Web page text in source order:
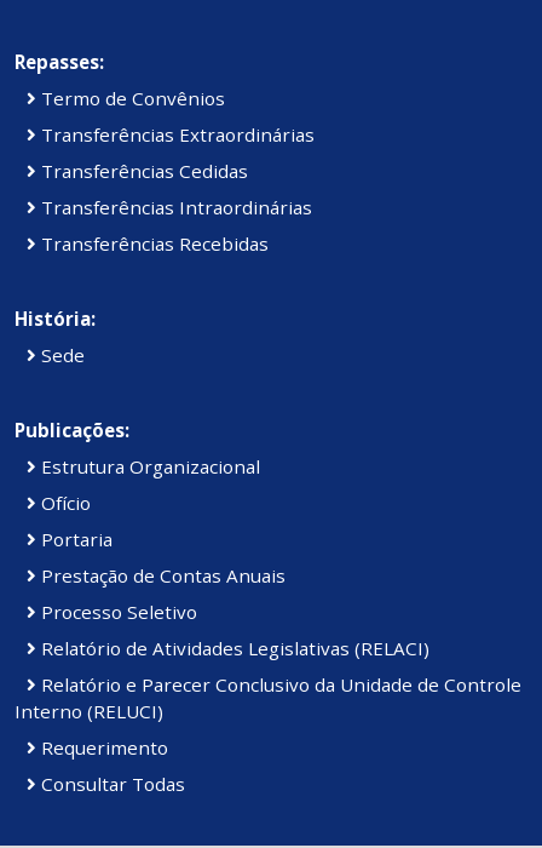
Repasses:
Termo de Convênios
Transferências Extraordinárias
Transferências Cedidas
Transferências Intraordinárias
Transferências Recebidas
História:
Sede
Publicações:
Estrutura Organizacional
Ofício
Portaria
Prestação de Contas Anuais
Processo Seletivo
Relatório de Atividades Legislativas (RELACI)
Relatório e Parecer Conclusivo da Unidade de Controle
Interno (RELUCI)
Requerimento
Consultar Todas